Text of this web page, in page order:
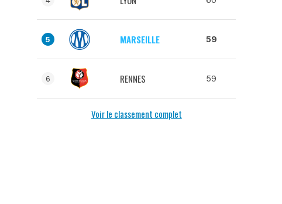
5 MARSEILLE 59
6 RENNES 59
Voir le classement complet